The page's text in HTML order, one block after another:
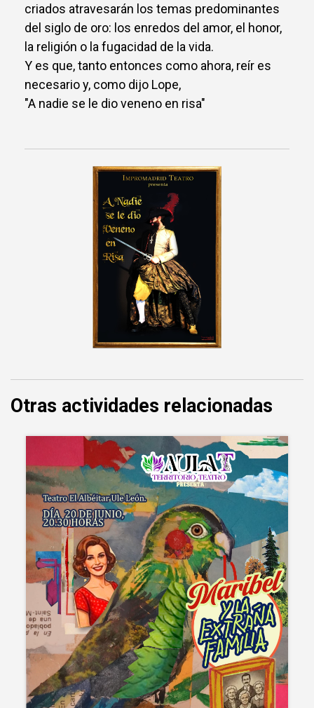
criados atravesarán los temas predominantes
del siglo de oro: los enredos del amor, el honor,
la religión o la fugacidad de la vida.
Y es que, tanto entonces como ahora, reír es
necesario y, como dijo Lope,
"A nadie se le dio veneno en risa"
Otras actividades relacionadas